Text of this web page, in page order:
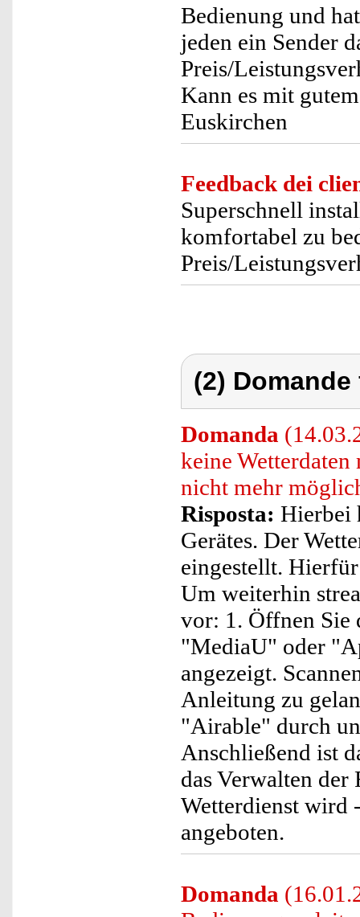
Bedienung und
jeden ein Sender
Preis/
Kann es mit
Euskirchen
Feedback dei
Superschnell
komfortabel zu
Preis/
(2)
Domanda
keine Wetterdaten
nicht mehr
Risposta: Hierbei
Gerätes. Der
eingestellt.
Um weiterhin
vor: 1. Öffnen Sie
"MediaU" oder
angezeigt.
Anleitung zu
"Airable" durch
Anschließend ist
das Verwalten
Wetterdienst wird
angeboten.
Domanda